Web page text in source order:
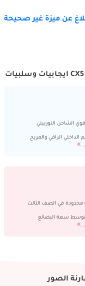
عن ميزة غير صحيحة
الشاحن التوربيني
الداخلي الراقي والمريح
في الصف الثالث
​​سعة البضائع